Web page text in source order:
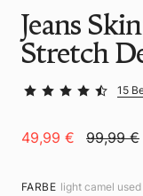
Jeans
Stretch
15
49,99 € 99,99 €
FARBE light camel used